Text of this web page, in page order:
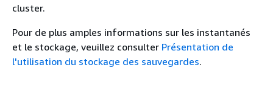
cluster.
Pour de plus amples informations sur les instantanés
et le stockage, veuillez consulter Présentation de
l'utilisation du stockage des sauvegardes.